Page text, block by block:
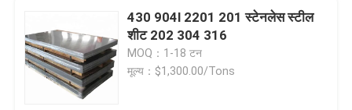
430 904l 2201 201 स्टेनलेस स्टील
शीट 202 304 316
MOQ：1-18 टन
मूल्य：$1,300.00/Tons